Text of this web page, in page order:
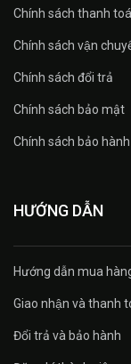
Chính sách thanh
Chính sách vận
Chính sách đổi trả
Chính sách bảo mật
Chính sách bảo hành
HƯỚNG DẪN
Hướng dẫn mua
Giao nhận và thanh
Đổi trả và bảo hành